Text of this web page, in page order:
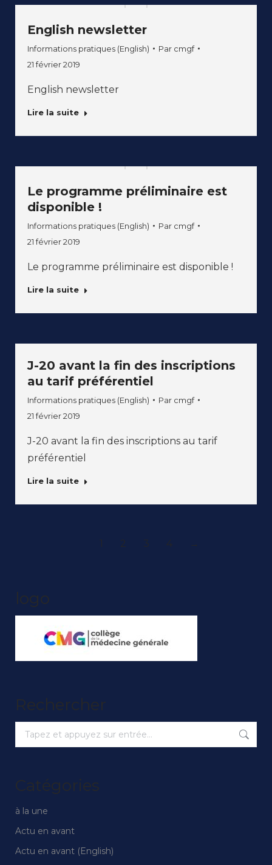
English newsletter
Informations pratiques (English) Par cmgf
21 février 2019
English newsletter
Lire la suite
Le programme préliminaire est
disponible !
Informations pratiques (English) Par cmgf
21 février 2019
Le programme préliminaire est disponible !
Lire la suite
J-20 avant la fin des inscriptions
au tarif préférentiel
Informations pratiques (English) Par cmgf
21 février 2019
J-20 avant la fin des inscriptions au tarif
préférentiel
Lire la suite
1 2 3 4 →
logo
Rechercher
Recherche
:
Catégories
à la une
Actu en avant
Actu en avant (English)